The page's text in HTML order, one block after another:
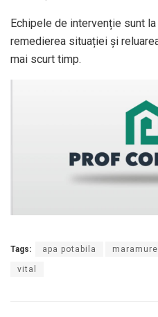
Echipele de intervenție sunt
remedierea situației și
mai scurt timp.
Tags: apa potabila
vital